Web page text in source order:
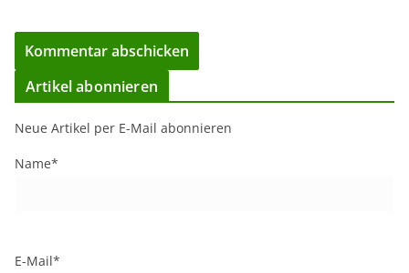
Artikel abonnieren
Neue Artikel per E-Mail abonnieren
Name*
E-Mail*